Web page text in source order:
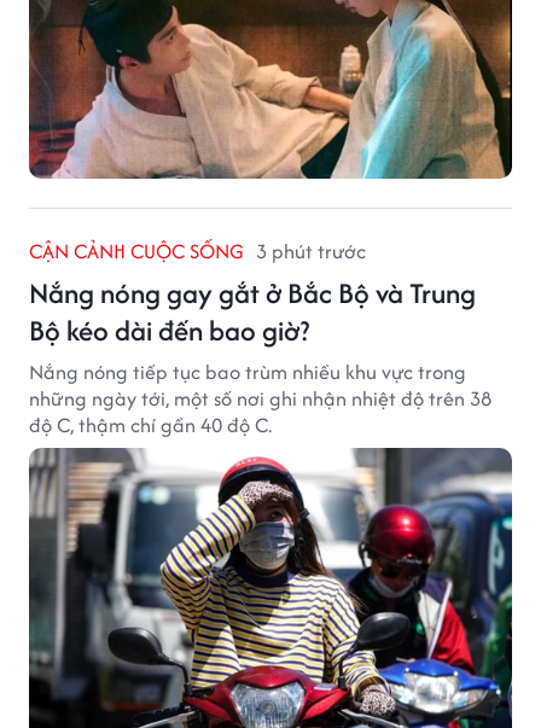
CẬN CẢNH CUỘC SỐNG 3 phút trước
Nắng nóng gay gắt ở Bắc Bộ và Trung
Bộ kéo dài đến bao giờ?
Nắng nóng tiếp tục bao trùm nhiều khu vực trong
những ngày tới, một số nơi ghi nhận nhiệt độ trên 38
độ C, thậm chí gần 40 độ C.